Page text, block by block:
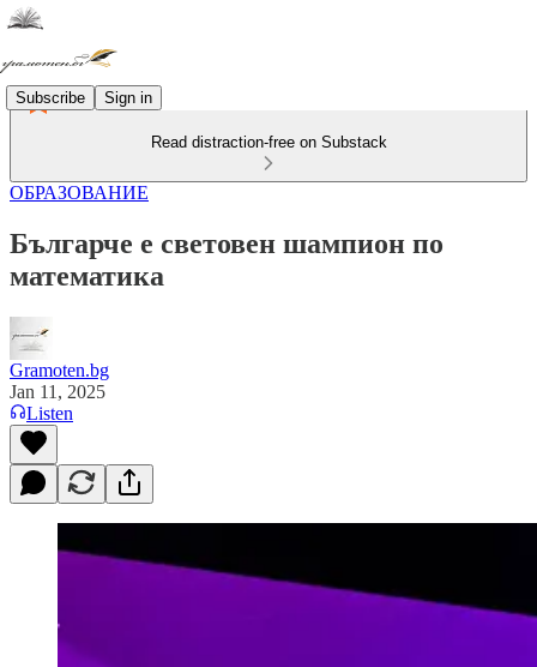
Subscribe Sign in
Read distraction-free on Substack
ОБРАЗОВАНИЕ
Българче е световен шампион по
математика
Gramoten.bg
Jan 11, 2025
Listen